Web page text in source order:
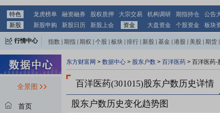
特色 龙虎榜单 融资融券 股权质押 大宗交易 机构调研 期指持仓
公告
新股
新股申购 新股日历 新股上会 资金 大盘资金 个股资金 板块
行情中心 指数 期指 期权 个股 板块 排行 新股 基金 港股 美股 期货
全景图
首页
东方财富网 > 数据中心 > 股东户数 > 百洋医药 > 百洋医药-
百洋医药(301015)股东户数历史详情
股东户数历史变化趋势图